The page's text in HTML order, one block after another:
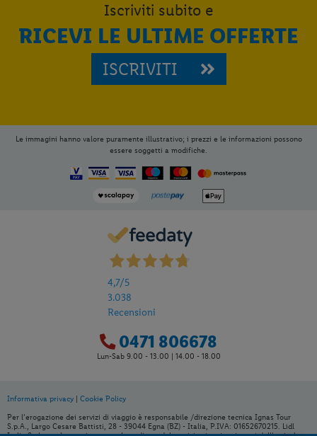
Iscriviti subito e
RICEVI LE ULTIME OFFERTE
ISCRIVITI
Le immagini hanno valore puramente illustrativo; i prezzi e le informazioni possono
essere soggetti a modifiche.
4,7/5
3.038
Recensioni
0471 806678
Lun-Sab 9.00 - 13.00 | 14.00 - 18.00
Informativa privacy
Cookie Policy
Per l’erogazione dei servizi di viaggio è responsabile /direzione tecnica Ignas Tour
S.p.A., Largo Cesare Battisti, 28 - 39044 Egna (BZ) - Italia, P.IVA: 01652670215. Lidl
Per aggiungereLidl Viaggialla tua
applicazione